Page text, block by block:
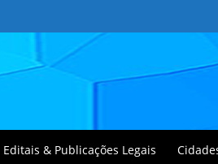
Editais & Publicações Legais